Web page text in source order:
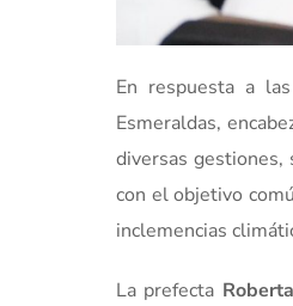
En respuesta a
Esmeraldas,
diversas gestiones,
con el objetivo
inclemencias
La prefecta